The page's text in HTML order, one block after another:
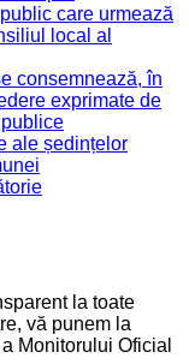
care urmează
local al
consemnează, în
exprimate de
ale ședințelor
la toate
vă punem la
Monitorului Oficial